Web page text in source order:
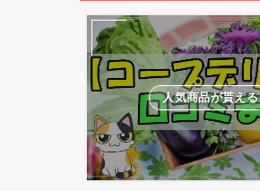
人気商品が貰える